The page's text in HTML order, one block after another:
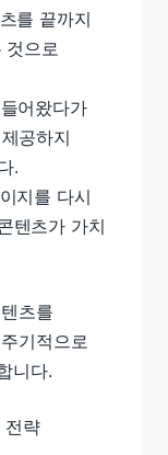
를 끝까지
것으로
어왔다가
공하지
.
지를 다시
텐츠가 가치
츠를
기적으로
니다.
전략